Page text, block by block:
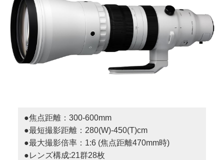
●焦点距離：300-600mm
●最短撮影距離：280(W)-450(T)cm
●最大撮影倍率：1:6 (焦点距離470mm時)
●レンズ構成:21群28枚